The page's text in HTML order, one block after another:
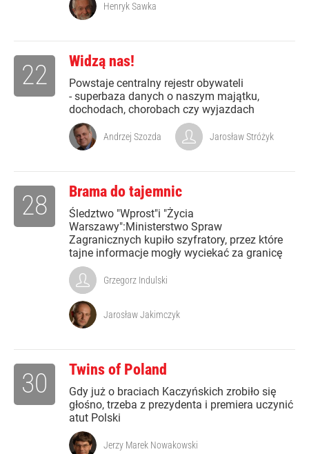
Henryk Sawka
Widzą nas!
Powstaje centralny rejestr obywateli
- superbaza danych o naszym majątku,
dochodach, chorobach czy wyjazdach
22
Andrzej Szozda Jarosław Stróżyk
Brama do tajemnic
Śledztwo "Wprost"i "Życia
Warszawy":Ministerstwo Spraw
Zagranicznych kupiło szyfratory, przez które
tajne informacje mogły wyciekać za granicę
28
Grzegorz Indulski
Jarosław Jakimczyk
Twins of Poland
Gdy już o braciach Kaczyńskich zrobiło się
głośno, trzeba z prezydenta i premiera uczynić
atut Polski
30
Jerzy Marek Nowakowski